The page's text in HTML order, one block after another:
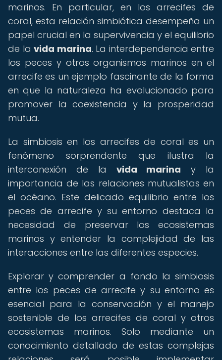
marinos. En particular, en los arrecifes de
coral, esta relación simbiótica desempeña un
papel crucial en la supervivencia y el equilibrio
de la vida marina. La interdependencia entre
los peces y otros organismos marinos en el
arrecife es un ejemplo fascinante de la forma
en que la naturaleza ha evolucionado para
promover la coexistencia y la prosperidad
mutua.
La simbiosis en los arrecifes de coral es un
fenómeno sorprendente que ilustra la
interconexión de la vida marina y la
importancia de las relaciones mutualistas en
el océano. Este delicado equilibrio entre los
peces de arrecife y su entorno destaca la
necesidad de preservar los ecosistemas
marinos y entender la complejidad de las
interacciones entre las diferentes especies.
Explorar y comprender a fondo la simbiosis
entre los peces de arrecife y su entorno es
esencial para la conservación y el manejo
sostenible de los arrecifes de coral y otros
ecosistemas marinos. Solo mediante un
conocimiento detallado de estas complejas